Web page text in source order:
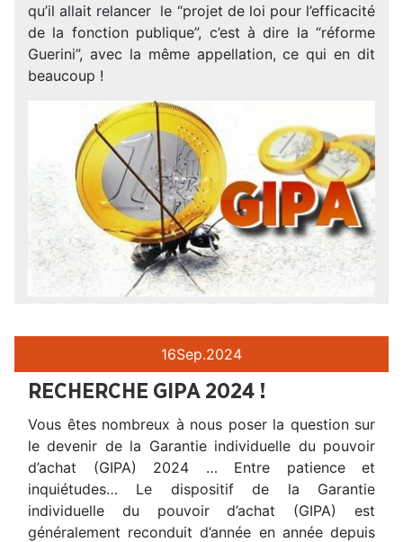
qu’il allait relancer le “projet de loi pour l’efficacité
de la fonction publique”, c’est à dire la “réforme
Guerini”, avec la même appellation, ce qui en dit
beaucoup !
16Sep.2024
RECHERCHE GIPA 2024 !
Vous êtes nombreux à nous poser la question sur
le devenir de la Garantie individuelle du pouvoir
d’achat (GIPA) 2024 … Entre patience et
inquiétudes… Le dispositif de la Garantie
individuelle du pouvoir d’achat (GIPA) est
généralement reconduit d’année en année depuis